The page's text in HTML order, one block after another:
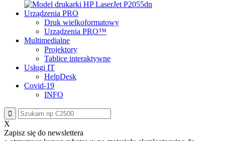
Urządzenia PRO
Druk wielkoformatowy
Urządzenia PRO™
Multimedialne
Projektory
Tablice interaktywne
Usługi IT
HelpDesk
Covid-19
INFO
X
Zapisz się do newslettera